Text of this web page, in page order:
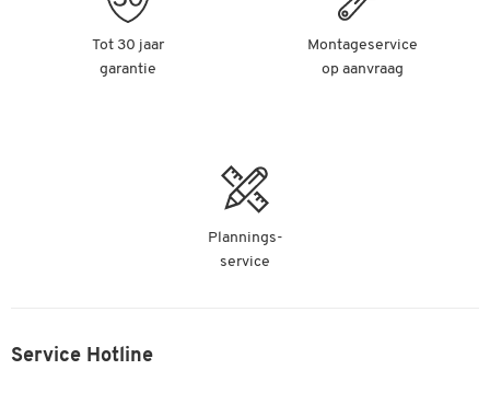
Tot 30 jaar
garantie
Montageservice
op aanvraag
Plannings-
service
Service Hotline